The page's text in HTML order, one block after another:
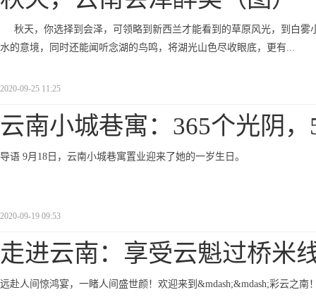
秋天，你选择到会泽，可领略到新西兰才能看到的草原风光，到白
水的意境，同时还能闻听念湖的鸟鸣，将湖光山色尽收眼底，更有...
2020-09-25 11:25
云南小城巷寓：365个光阴，
导语 9月18日，云南小城巷寓置业迎来了她的一岁生日。
2020-09-19 09:53
走进云南：享受云魁过桥米
远赴人间惊鸿宴，一睹人间盛世颜！欢迎来到&mdash;&mdash;彩云之